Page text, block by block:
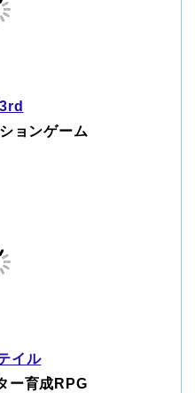
ョンゲーム
イル
ー育成RPG